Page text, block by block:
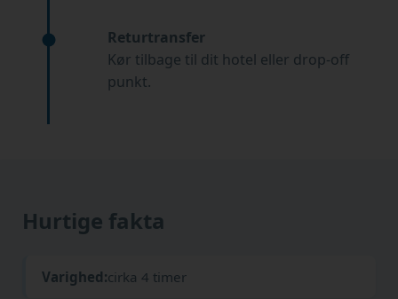
Returtransfer
Kør tilbage til dit hotel eller drop-off
punkt.
Hurtige fakta
Varighed:cirka 4 timer